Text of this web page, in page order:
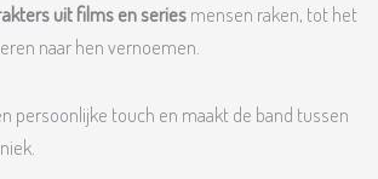
uit films en seriesmensen raken, tot het
naar hen vernoemen.
persoonlijke touch en maakt de band tussen